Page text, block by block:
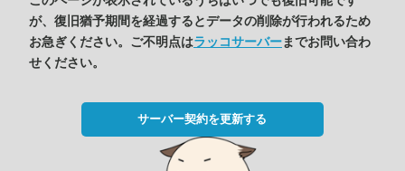
が、復旧猶予期間を経過するとデータの削除が行われるため
お急ぎください。ご不明点はラッコサーバーまでお問い合わ
せください。
サーバー契約を更新する